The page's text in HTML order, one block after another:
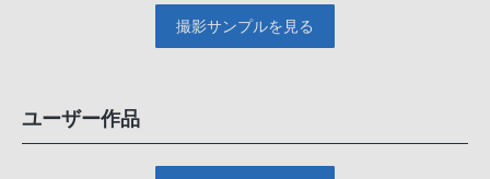
撮影サンプルを見る
ユーザー作品